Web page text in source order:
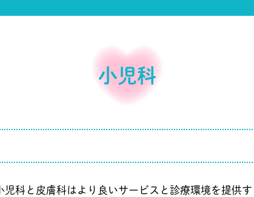
小児科
科と皮膚科はより良いサービスと診療環境を提供